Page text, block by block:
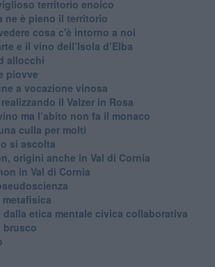
territorio enoico
ne è pieno il territorio
cosa c'è intorno a noi
e il vino dell’Isola d’Elba
allocchi
piovve
a vocazione vinosa
il Valzer in Rosa
ma l’abito non fa il monaco
culla per molti
si ascolta
origini anche in Val di Cornia
in Val di Cornia
metafisica
dalla etica mentale civica collaborativa
brusco